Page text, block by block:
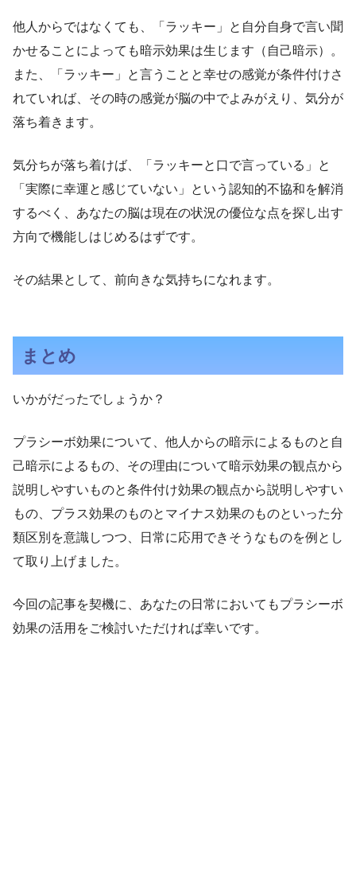
他人からではなくても、「ラッキー」と自分自身で言い聞
かせることによっても暗示効果は生じます（自己暗示）。
また、「ラッキー」と言うことと幸せの感覚が条件付けさ
れていれば、その時の感覚が脳の中でよみがえり、気分が
落ち着きます。
気分ちが落ち着けば、「ラッキーと口で言っている」と
「実際に幸運と感じていない」という認知的不協和を解消
するべく、あなたの脳は現在の状況の優位な点を探し出す
方向で機能しはじめるはずです。
その結果として、前向きな気持ちになれます。
まとめ
いかがだったでしょうか？
プラシーボ効果について、他人からの暗示によるものと自
己暗示によるもの、その理由について暗示効果の観点から
説明しやすいものと条件付け効果の観点から説明しやすい
もの、プラス効果のものとマイナス効果のものといった分
類区別を意識しつつ、日常に応用できそうなものを例とし
て取り上げました。
今回の記事を契機に、あなたの日常においてもプラシーボ
効果の活用をご検討いただければ幸いです。